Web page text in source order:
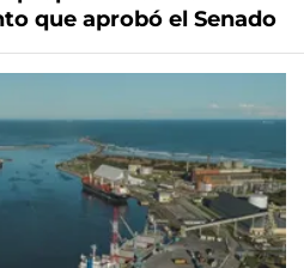
que aprobó el Senado